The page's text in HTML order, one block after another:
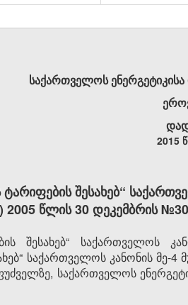
საქართველოს
2015
ტარიფების შესახებ“
2005 წლის 30 დეკემბრის
შესახებ“ საქართველოს
საქართველოს კანონის მე-
საქართველოს